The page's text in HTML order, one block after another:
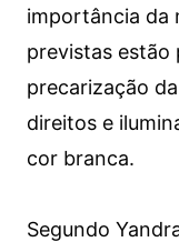
importância da
previstas estão
precarização
direitos e
cor branca.
Segundo